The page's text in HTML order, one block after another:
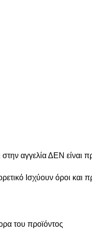
αγγελία ΔΕΝ είναι
Ισχύουν όροι και
του προϊόντος